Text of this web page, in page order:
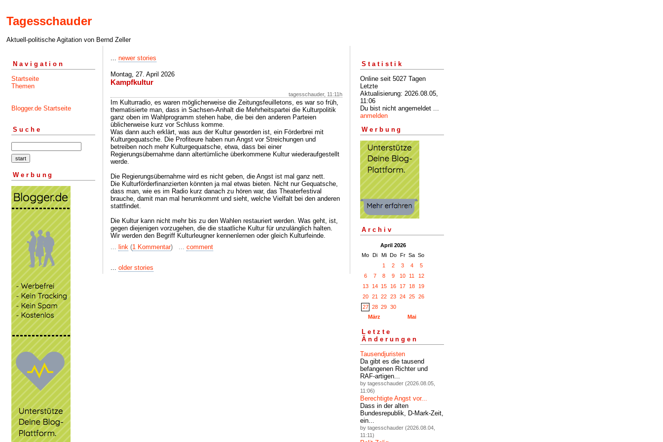
Tagesschauder
Aktuell-politische Agitation von Bernd Zeller
Navigation
Startseite
Themen
Blogger.de Startseite
Suche
Werbung
... newer stories
Montag, 27. April 2026
Kampfkultur
tagesschauder, 11:11h
Im Kulturradio, es waren möglicherweise die Zeitungsfeuilletons, es war so früh,
thematisierte man, dass in Sachsen-Anhalt die Mehrheitspartei die Kulturpolitik
ganz oben im Wahlprogramm stehen habe, die bei den anderen Parteien
üblicherweise kurz vor Schluss komme.
Was dann auch erklärt, was aus der Kultur geworden ist, ein Förderbrei mit
Kulturgequatsche. Die Profiteure haben nun Angst vor Streichungen und
betreiben noch mehr Kulturgequatsche, etwa, dass bei einer
Regierungsübernahme dann altertümliche überkommene Kultur wiederaufgestellt
werde.
Die Regierungsübernahme wird es nicht geben, die Angst ist mal ganz nett.
Die Kulturförderfinanzierten könnten ja mal etwas bieten. Nicht nur Gequatsche,
dass man, wie es im Radio kurz danach zu hören war, das Theaterfestival
brauche, damit man mal herumkommt und sieht, welche Vielfalt bei den anderen
stattfindet.
Die Kultur kann nicht mehr bis zu den Wahlen restauriert werden. Was geht, ist,
gegen diejenigen vorzugehen, die die staatliche Kultur für unzulänglich halten.
Wir werden den Begriff Kulturleugner kennenlernen oder gleich Kulturfeinde.
... link (1 Kommentar) ... comment
... older stories
Statistik
Online seit 5027 Tagen
Letzte
Aktualisierung: 2026.08.05,
11:06
Du bist nicht angemeldet ...
anmelden
Werbung
Archiv
April 2026
Mo Di Mi Do Fr Sa So
1
2 3 4
5
6
7 8 9 10 11
12
13
14 15 16 17 18
19
20
21 22 23 24 25
26
27
28 29 30
März
Mai
Letzte
Änderungen
Tausendjuristen
Da gibt es die tausend
befangenen Richter und
RAF-artigen...
by tagesschauder (2026.08.05,
11:06)
Berechtigte Angst vor...
Dass in der alten
Bundesrepublik, D-Mark-Zeit,
ein...
by tagesschauder (2026.08.04,
11:11)